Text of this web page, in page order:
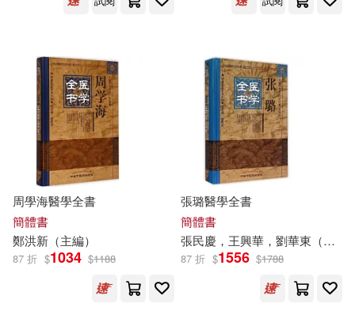
FunHouse師資團隊(25)
張承志(25) 朱東潤(25)
熊召政(25)
孔祥濤（主編）(24)
幼福編輯部(24) 張步桃(24)
唐浩明(23) 海倫．凱勒(23)
上海書畫出版社(22)
大樂文化(178)
双美生活文創(172)
中國海洋大學出版社(168)
中國中醫藥出版社(163)
warner music(161)
一個月內上市新品(130)
本週上市新品(23)
電子書 (可複選)
適合手機平板閱讀(789)
適合平板閱讀(790)
周學海醫學全書
簡體書
鄭洪新（主編）
87 折 $1034 $1188
張璐醫學全書
簡體書
張民慶，王興華，劉華東（
主編
87 折 $1556 $1788